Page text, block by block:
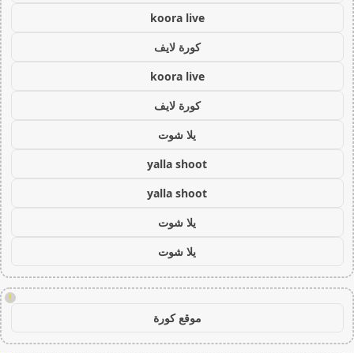
koora live
كورة لايف
koora live
كورة لايف
يلا شوت
yalla shoot
yalla shoot
يلا شوت
يلا شوت
!
موقع كورة